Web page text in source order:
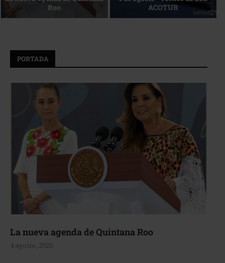
Reconocimiento de viajeros La esencia del servicio
PORTADA
La nueva agenda de Quintana Roo
4 agosto, 2026